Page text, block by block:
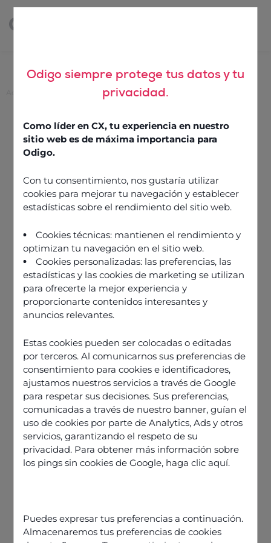
Odigo siempre protege tus datos y tu
privacidad.
Como líder en CX, tu experiencia en nuestro
sitio web es de máxima importancia para
Odigo.
Con tu consentimiento, nos gustaría utilizar
cookies para mejorar tu navegación y establecer
estadísticas sobre el rendimiento del sitio web.
Cookies técnicas: mantienen el rendimiento y
optimizan tu navegación en el sitio web.
Cookies personalizadas: las preferencias, las
estadísticas y las cookies de marketing se utilizan
para ofrecerte la mejor experiencia y
proporcionarte contenidos interesantes y
anuncios relevantes.
Estas cookies pueden ser colocadas o editadas
por terceros. Al comunicarnos sus preferencias de
consentimiento para cookies e identificadores,
ajustamos nuestros servicios a través de Google
para respetar sus decisiones. Sus preferencias,
comunicadas a través de nuestro banner, guían el
uso de cookies por parte de Analytics, Ads y otros
servicios, garantizando el respeto de su
privacidad. Para obtener más información sobre
los pings sin cookies de Google, haga clic aquí.
Puedes expresar tus preferencias a continuación.
Almacenaremos tus preferencias de cookies
Cloud call center : tout savoir sur cette solution
Cloud call center : tout
savoir sur cette solution
21 octobre 2025